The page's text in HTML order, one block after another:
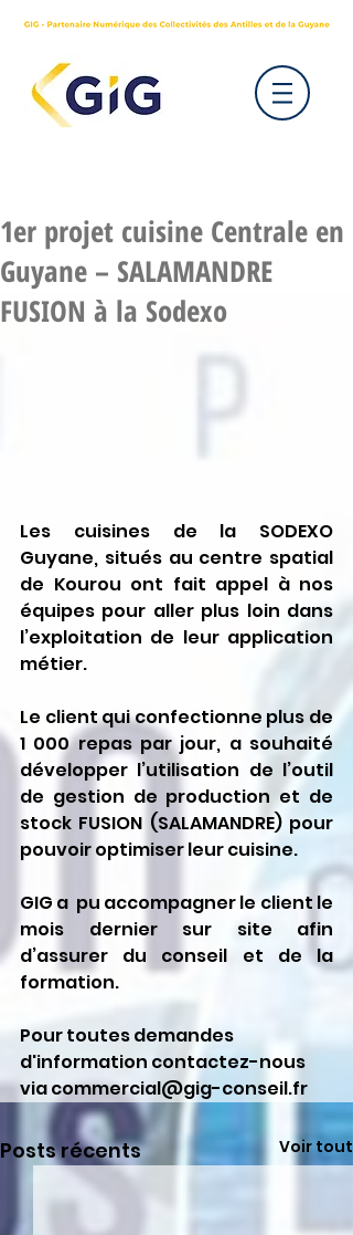
1er projet cuisine Centrale en
Guyane – SALAMANDRE
FUSION à la Sodexo
Les cuisines de la SODEXO
Guyane, situés au centre spatial
de Kourou ont fait appel à nos
équipes pour aller plus loin dans
l’exploitation de leur application
métier.
Le client qui confectionne plus de
1 000 repas par jour, a souhaité
développer l’utilisation de l’outil
de gestion de production et de
stock FUSION (SALAMANDRE) pour
pouvoir optimiser leur cuisine.
GIG a  pu accompagner le client le
mois dernier sur site afin
d’assurer du conseil et de la
formation.
Pour toutes demandes
d'information contactez-nous
via commercial@gig-conseil.fr
Posts récents Voir tout